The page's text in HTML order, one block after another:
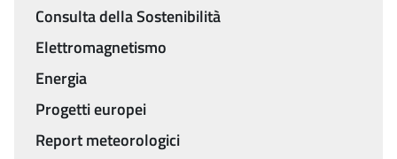
Consulta della Sostenibilità
Elettromagnetismo
Energia
Progetti europei
Report meteorologici